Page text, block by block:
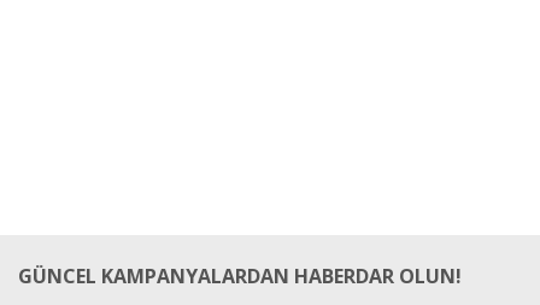
GÜNCEL KAMPANYALARDAN HABERDAR OLUN!